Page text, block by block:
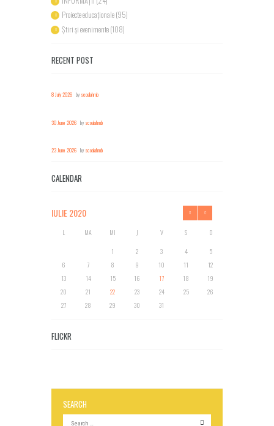
Proiecte educaționale(95)
Știri și evenimente(108)
RECENT POST
8 July 2026 by scoalahmb
30 June 2026 by scoalahmb
23 June 2026 by scoalahmb
CALENDAR
IULIE2020
L MA MI J V S D
1 2 3 4
5
6
7 8 9 10 11
12
13
14 15 16 17 18
19
20
21 22 23 24 25
26
27
28 29 30 31
FLICKR
SEARCH